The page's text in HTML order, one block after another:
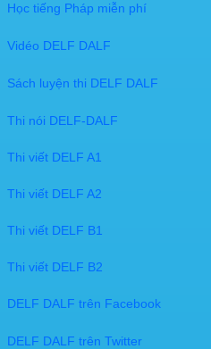
Học tiếng Pháp miễn phí
Vidéo DELF DALF
Sách luyện thi DELF DALF
Thi nói DELF-DALF
Thi viết DELF A1
Thi viết DELF A2
Thi viết DELF B1
Thi viết DELF B2
DELF DALF trên Facebook
​DELF DALF trên Twitter